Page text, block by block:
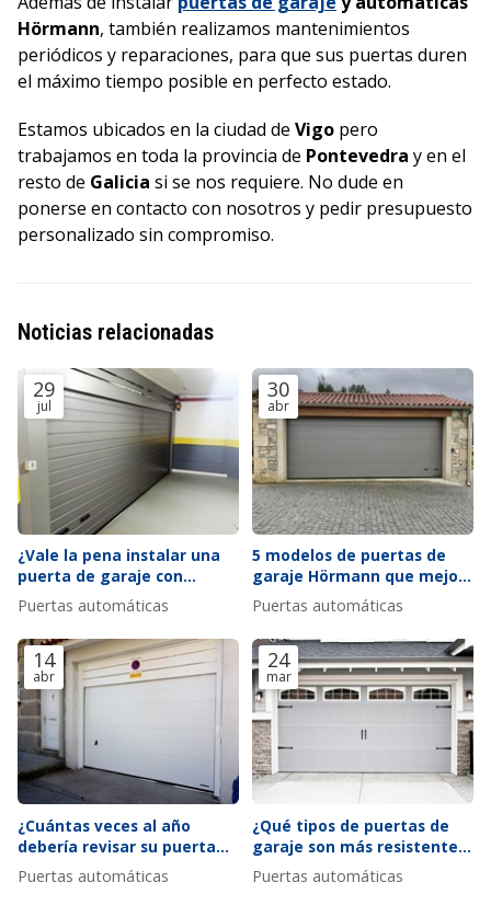
Hörmann, también realizamos mantenimientos
periódicos y reparaciones, para que sus puertas duren
el máximo tiempo posible en perfecto estado.
Estamos ubicados en la ciudad de Vigo pero
trabajamos en toda la provincia de Pontevedra y en el
resto de Galicia si se nos requiere. No dude en
ponerse en contacto con nosotros y pedir presupuesto
personalizado sin compromiso.
Noticias relacionadas
29
jul
¿Vale la pena instalar una
puerta de garaje con
ventana?
Puertas automáticas
30
abr
5 modelos de puertas de
garaje Hörmann que mejor
se adaptan a fachadas
modernas
Puertas automáticas
14
abr
¿Cuántas veces al año
debería revisar su puerta
automática según el uso?
Puertas automáticas
24
mar
¿Qué tipos de puertas de
garaje son más resistentes
al viento y por qué?
Puertas automáticas